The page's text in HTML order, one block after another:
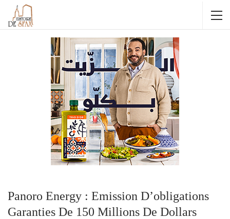
Panoro Energy : Emission D’obligations
Garanties De 150 Millions De Dollars